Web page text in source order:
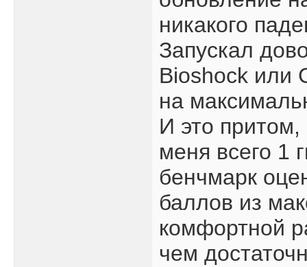
никакого
Запускал
Bioshock или
на
И это притом,
меня всего 1
бенчмарк
баллов из
комфортной
чем